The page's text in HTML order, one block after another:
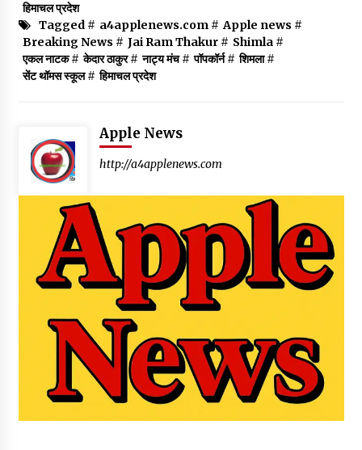
हिमाचल प्रदेश
Tagged # a4applenews.com# Apple news #
Breaking News # Jai Ram Thakur# Shimla#
एकल नाटक# केदार ठाकुर# नाट्य मंच# पॉपकॉर्न# शिमला#
सेंट थॉमस स्कूल# हिमाचल प्रदेश
Apple News
http://a4applenews.com